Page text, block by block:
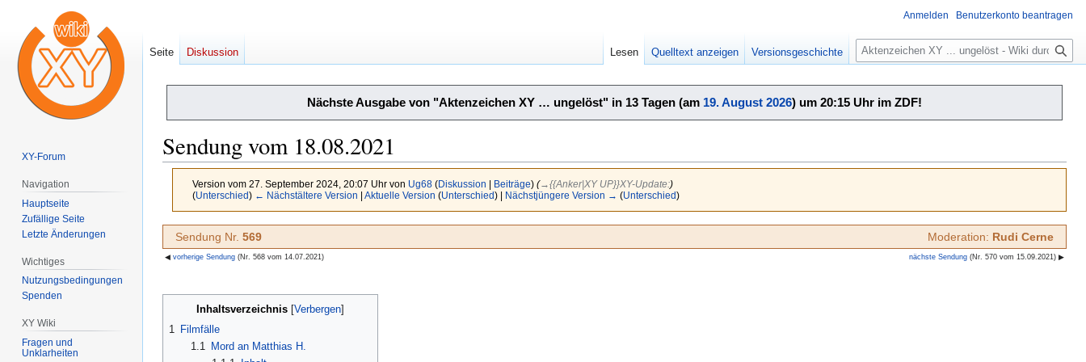
Nächste Ausgabe von "Aktenzeichen XY … ungelöst" in 13 Tagen (am 19. August 2026) um 20:15 Uhr im ZDF!
Sendung vom 18.08.2021
Version vom 27. September 2024, 20:07 Uhr von Ug68 (Diskussion | Beiträge) (→‎{{Anker|XY UP}}XY-Update:)
(Unterschied) ← Nächstältere Version | Aktuelle Version (Unterschied) | Nächstjüngere Version → (Unterschied)
Zur
Navigation
Zur
Suche
Sendung Nr. 569 Moderation: Rudi Cerne
◀ vorherige Sendung (Nr. 568 vom 14.07.2021) nächste Sendung (Nr. 570 vom 15.09.2021) ▶
Inhaltsverzeichnis
1 Filmfälle
1.1
Mord an Matthias H.
Anmelden Benutzerkonto beantragen
Seite Diskussion Lesen Quelltext anzeigen Versionsgeschichte
Suche
XY-Forum
Navigation
Hauptseite
Zufällige Seite
Letzte Änderungen
Wichtiges
Nutzungsbedingungen
Spenden
XY Wiki
Fragen und
Unklarheiten